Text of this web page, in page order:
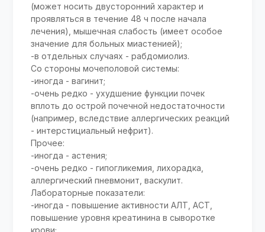
(может носить двусторонний характер и
проявляться в течение 48 ч после начала
лечения), мышечная слабость (имеет особое
значение для больных миастенией);
-в отдельных случаях - рабдомиолиз.
Со стороны мочеполовой системы:
-иногда - вагинит;
-очень редко - ухудшение функции почек
вплоть до острой почечной недостаточности
(например, вследствие аллергических реакций
- интерстициальный нефрит).
Прочее:
-иногда - астения;
-очень редко - гипогликемия, лихорадка,
аллергический пневмонит, васкулит.
Лабораторные показатели:
-иногда - повышение активности АЛТ, АСТ,
повышение уровня креатинина в сыворотке
крови;